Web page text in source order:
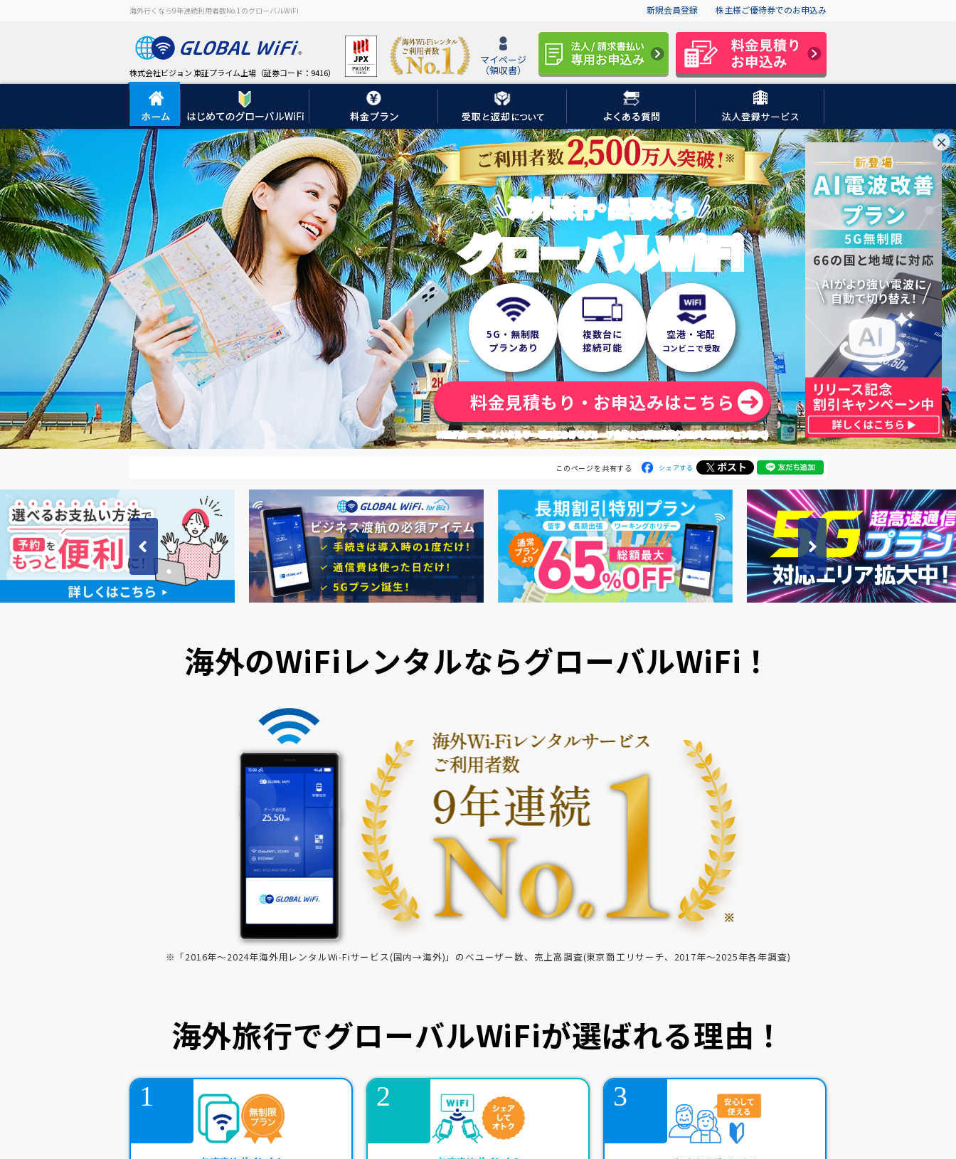
海外行くなら9年連続利用者数No.1のグローバルWiFi 新規会員登録 株主様ご優待券でのお申込み
株式会社ビジョン 東証プライム上場（証券コード：9416）
マイページ
（領収書）
海外旅行・出張なら
グローバルWiFi
5G・無制限
プランあり
複数台に
接続可能
空港・宅配
コンビニで受取
料金見積もり・お申込みはこちら
※WiFiルーターレンタルサービスにおけるグループ全体のご利用者数(2026年7月ビジョン調べ)
このページを共有する シェアする
海外のWiFiレンタルならグローバルWiFi！
※「2016年～2024年海外用レンタルWi-Fiサービス(国内→海外)」のべユーザー数、売上高調査(東京商工リサーチ、2017年～2025年各年調査)
海外旅行でグローバルWiFiが選ばれる理由！
×